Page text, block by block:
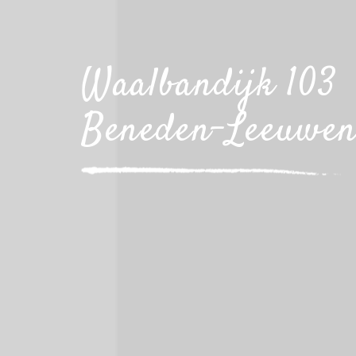
Waalbandijk 103
Beneden-